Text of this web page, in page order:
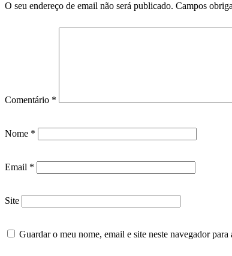
O seu endereço de email não será publicado. Campos
Comentário *
Nome *
Email *
Site
Guardar o meu nome, email e site neste navegador